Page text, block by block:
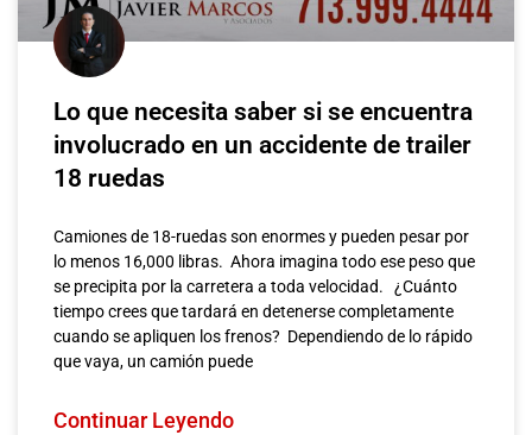
Lo que necesita saber si se encuentra
involucrado en un accidente de trailer
18 ruedas
Camiones de 18-ruedas son enormes y pueden pesar por
lo menos 16,000 libras. Ahora imagina todo ese peso que
se precipita por la carretera a toda velocidad. ¿Cuánto
tiempo crees que tardará en detenerse completamente
cuando se apliquen los frenos? Dependiendo de lo rápido
que vaya, un camión puede
Continuar Leyendo